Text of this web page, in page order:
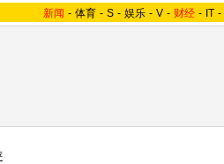
新闻 - 体育 - S - 娱乐 - V - 财经 - IT -